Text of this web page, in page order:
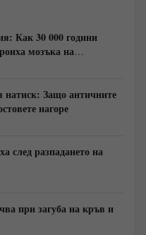
Как 30 000 години
мозъка на
Защо античните
нагоре
след разпадането на
при загуба на кръв и